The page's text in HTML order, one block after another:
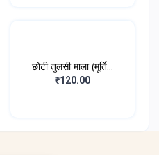
छोटी तुलसी माला (मूर्ति...
₹120.00